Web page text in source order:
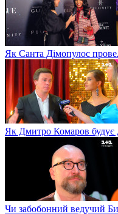
Як Санта Дімопулос
Як Дмитро Комаров будує
Чи забобонний ведучий